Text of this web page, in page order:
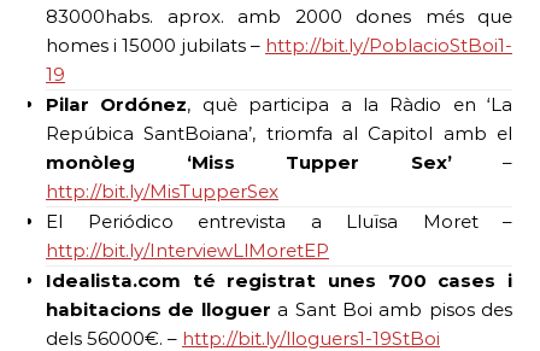
83000habs. aprox. amb 2000 dones més que
homes i 15000 jubilats – http://bit.ly/PoblacioStBoi1-
19
Pilar Ordónez, què participa a la Ràdio en ‘La
Repúbica SantBoiana’, triomfa al Capitol amb el
monòleg ‘Miss Tupper Sex’–
http://bit.ly/MisTupperSex
El Periódico entrevista a Lluïsa Moret –
http://bit.ly/InterviewLlMoretEP
Idealista.com té registrat unes 700 cases i
habitacions de lloguer a Sant Boi amb pisos des
dels 56000€. – http://bit.ly/lloguers1-19StBoi